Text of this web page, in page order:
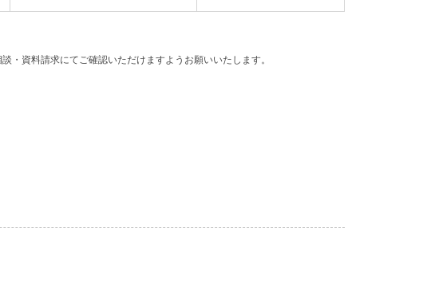
資料請求にてご確認いただけますようお願いいたします。